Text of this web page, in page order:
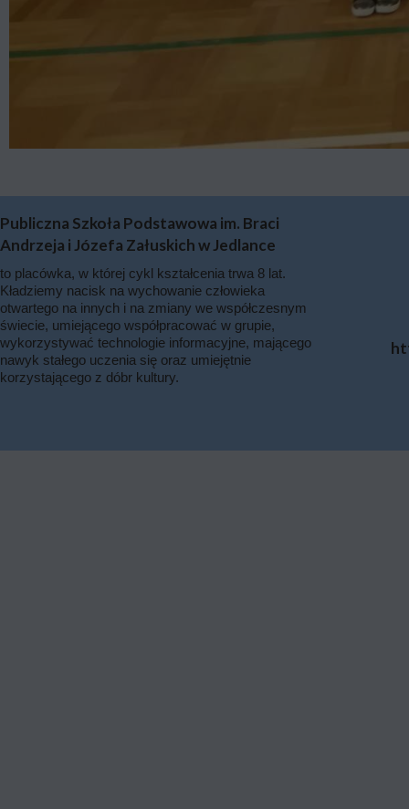
to placówka, w której cykl kształcenia trwa 8 lat.
Kładziemy nacisk na wychowanie człowieka
otwartego na innych i na zmiany we współczesnym
świecie, umiejącego współpracować w grupie,
wykorzystywać technologie informacyjne, mającego
nawyk stałego uczenia się oraz umiejętnie
korzystającego z dóbr kultury.
Publiczna Szkoła Podstawowa im. Braci
Andrzeja i Józefa Załuskich w Jedlance